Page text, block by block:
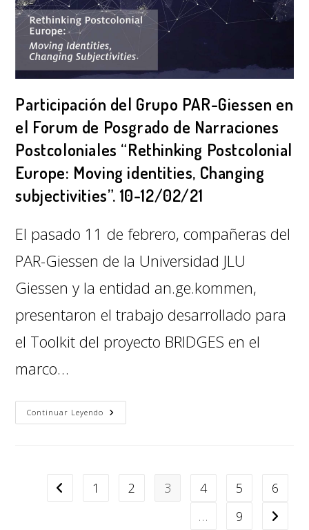
Participación del Grupo PAR-Giessen en
el Forum de Posgrado de Narraciones
Postcoloniales “Rethinking Postcolonial
Europe: Moving identities, Changing
subjectivities”. 10-12/02/21
El pasado 11 de febrero, compañeras del
PAR-Giessen de la Universidad JLU
Giessen y la entidad an.ge.kommen,
presentaron el trabajo desarrollado para
el Toolkit del proyecto BRIDGES en el
marco…
Continuar Leyendo
1 2 3 4 5
6
…
9